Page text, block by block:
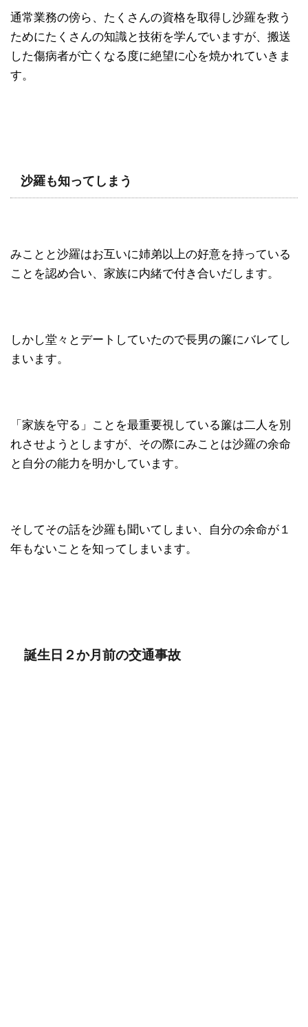
通常業務の傍ら、たくさんの資格を取得し沙羅を救う
ためにたくさんの知識と技術を学んでいますが、搬送
した傷病者が亡くなる度に絶望に心を焼かれていきま
す。
沙羅も知ってしまう
みことと沙羅はお互いに姉弟以上の好意を持っている
ことを認め合い、家族に内緒で付き合いだします。
しかし堂々とデートしていたので長男の簾にバレてし
まいます。
「家族を守る」ことを最重要視している簾は二人を別
れさせようとしますが、その際にみことは沙羅の余命
と自分の能力を明かしています。
そしてその話を沙羅も聞いてしまい、自分の余命が１
年もないことを知ってしまいます。
誕生日２か月前の交通事故